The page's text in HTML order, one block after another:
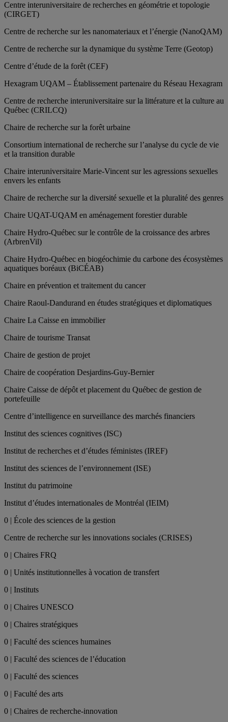
Centre interuniversitaire de recherches en géométrie et topologie
(CIRGET)
Centre de recherche sur les nanomateriaux et l’énergie (NanoQAM)
Centre de recherche sur la dynamique du système Terre (Geotop)
Centre d’étude de la forêt (CEF)
Hexagram UQAM – Établissement partenaire du Réseau Hexagram
Centre de recherche interuniversitaire sur la littérature et la culture au
Québec (CRILCQ)
Chaire de recherche sur la forêt urbaine
Consortium international de recherche sur l’analyse du cycle de vie
et la transition durable
Chaire interuniversitaire Marie-Vincent sur les agressions sexuelles
envers les enfants
Chaire de recherche sur la diversité sexuelle et la pluralité des genres
Chaire UQAT-UQAM en aménagement forestier durable
Chaire Hydro-Québec sur le contrôle de la croissance des arbres
(ArbrenVil)
Chaire Hydro-Québec en biogéochimie du carbone des écosystèmes
aquatiques boréaux (BiCÉAB)
Chaire en prévention et traitement du cancer
Chaire Raoul-Dandurand en études stratégiques et diplomatiques
Chaire La Caisse en immobilier
Chaire de tourisme Transat
Chaire de gestion de projet
Chaire de coopération Desjardins-Guy-Bernier
Chaire Caisse de dépôt et placement du Québec de gestion de
portefeuille
Centre d’intelligence en surveillance des marchés financiers
Institut des sciences cognitives (ISC)
Institut de recherches et d’études féministes (IREF)
Institut des sciences de l’environnement (ISE)
Institut du patrimoine
Institut d’études internationales de Montréal (IEIM)
0 | École des sciences de la gestion
Centre de recherche sur les innovations sociales (CRISES)
0 | Chaires FRQ
0 | Unités institutionnelles à vocation de transfert
0 | Instituts
0 | Chaires UNESCO
0 | Chaires stratégiques
0 | Faculté des sciences humaines
0 | Faculté des sciences de l’éducation
0 | Faculté des sciences
0 | Faculté des arts
0 | Chaires de recherche-innovation